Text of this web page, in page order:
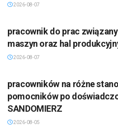
2026-08-07
pracownik do prac
maszyn oraz hal
2026-08-07
pracowników na różne
pomocników po
SANDOMIERZ
2026-08-05